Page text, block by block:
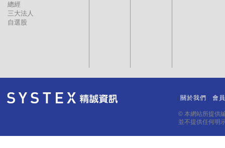
總經
三大法人
自選股
關於我們 會
© 本網站所提供
並不提供任何明